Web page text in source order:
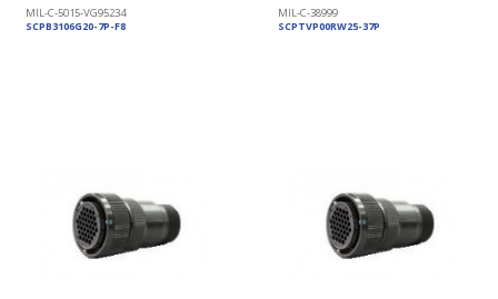
MIL-C-5015-VG95234
SCPB3106G20-7P-F8
MIL-C-38999
SCPTVP00RW25-37P